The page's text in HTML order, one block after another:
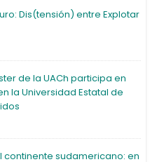
Dis(tensión) entre Explotar
de la UACh participa en
la Universidad Estatal de
continente sudamericano: en